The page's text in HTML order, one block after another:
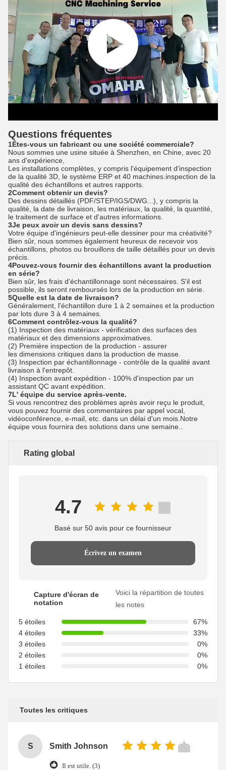
Questions fréquentes
1Êtes-vous un fabricant ou une société commerciale?
Nous sommes une usine située à Shenzhen, en Chine, avec 20
ans d'expérience,
Les installations complètes, y compris l'équipement d'inspection
de la qualité 3D, le système ERP et 40 machines.inspection de la
qualité des échantillons et autres rapports.
2Comment obtenir un devis?
Des dessins détaillés (PDF/STEP/IGS/DWG...), y compris la
qualité, la date de livraison, les matériaux, la qualité, la quantité,
le traitement de surface et d'autres informations.
3Je peux avoir un devis sans dessins?
Votre équipe d'ingénieurs peut-elle dessiner pour ma créativité?
Bien sûr, nous sommes également heureux de recevoir vos
échantillons, photos ou brouillons de taille détaillés pour un devis
précis.
4Pouvez-vous fournir des échantillons avant la production
en série?
Bien sûr, les frais d'échantillonnage sont nécessaires. S'il est
possible, ils seront remboursés lors de la production en série.
5Quelle est la date de livraison?
Généralement, l'échantillon dure 1 à 2 semaines et la production
par lots dure 3 à 4 semaines.
6Comment contrôlez-vous la qualité?
(1) Inspection des matériaux - vérification des surfaces des
matériaux et des dimensions approximatives.
(2) Première inspection de la production - assurer
les dimensions critiques dans la production de masse.
(3) Inspection par échantillonnage - contrôle de la qualité avant
livraison à l'entrepôt.
(4) Inspection avant expédition - 100% d'inspection par un
assistant QC avant expédition.
7L' équipe du service après-vente.
Si vous rencontrez des problèmes après avoir reçu le produit,
vous pouvez fournir des commentaires par appel vocal,
vidéoconférence, e-mail, etc. dans un délai d'un mois.Notre
équipe vous fournira des solutions dans une semaine..
Rating global
4.7
Basé sur 50 avis pour ce fournisseur
Écrivez un examen
Capture d'écran de
notation
Voici la répartition de toutes
les notes
5 étoiles
67%
4 étoiles
33%
3 étoiles
0%
2 étoiles
0%
1 étoiles
0%
Toutes les critiques
S Smith Johnson
Il est utile. (3)